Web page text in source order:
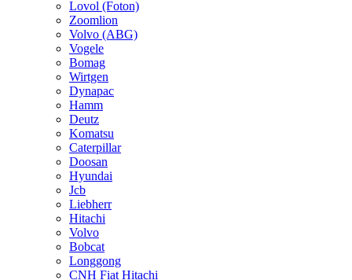
Lovol (Foton)
Zoomlion
Volvo (ABG)
Vogele
Bomag
Wirtgen
Dynapac
Hamm
Deutz
Komatsu
Caterpillar
Doosan
Hyundai
Jcb
Liebherr
Hitachi
Volvo
Bobcat
Longgong
CNH Fiat Hitachi